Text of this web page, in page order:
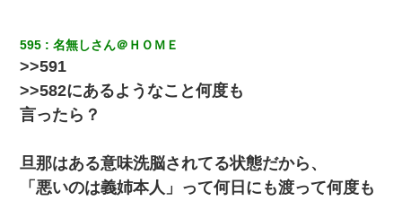
595 名無しさん＠ＨＯＭＥ
>>591
>>582にあるようなこと何度も
言ったら？
旦那はある意味洗脳されてる状態だから、
「悪いのは義姉本人」って何日にも渡って何度も